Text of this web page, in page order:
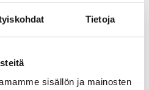
Tietoja
sisällön ja mainosten
Kaikki kapasiteetit
mittausalueen ja